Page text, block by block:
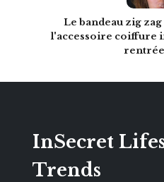
Le bandeau zig
l'accessoire coiffure
InSecret
Trends